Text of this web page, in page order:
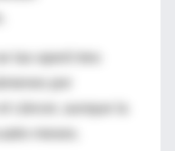
las operó tres
cáncer, aunque la